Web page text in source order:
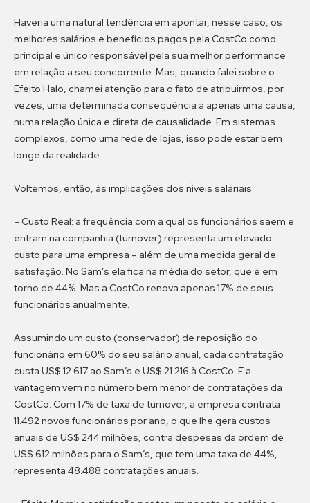
Haveria uma natural tendência em apontar, nesse caso, os
melhores salários e benefícios pagos pela CostCo como
principal e único responsável pela sua melhor performance
em relação a seu concorrente. Mas, quando falei sobre o
Efeito Halo, chamei atenção para o fato de atribuirmos, por
vezes, uma determinada consequência a apenas uma causa,
numa relação única e direta de causalidade. Em sistemas
complexos, como uma rede de lojas, isso pode estar bem
longe da realidade.
Voltemos, então, às implicações dos níveis salariais:
– Custo Real: a frequência com a qual os funcionários saem e
entram na companhia (turnover) representa um elevado
custo para uma empresa – além de uma medida geral de
satisfação. No Sam’s ela fica na média do setor, que é em
torno de 44%. Mas a CostCo renova apenas 17% de seus
funcionários anualmente.
Assumindo um custo (conservador) de reposição do
funcionário em 60% do seu salário anual, cada contratação
custa US$ 12.617 ao Sam’s e US$ 21.216 à CostCo. E a
vantagem vem no número bem menor de contratações da
CostCo. Com 17% de taxa de turnover, a empresa contrata
11.492 novos funcionários por ano, o que lhe gera custos
anuais de US$ 244 milhões, contra despesas da ordem de
US$ 612 milhões para o Sam’s, que tem uma taxa de 44%,
representa 48.488 contratações anuais.